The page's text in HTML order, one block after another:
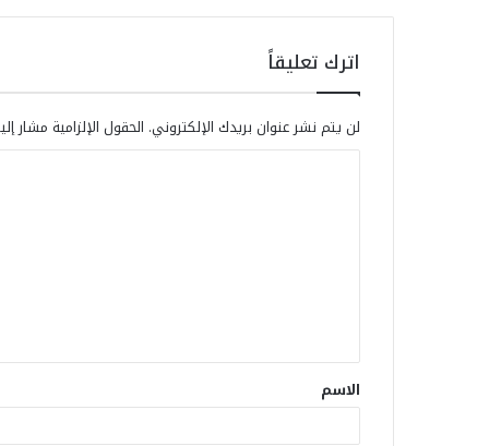
اترك تعليقاً
لن يتم نشر عنوان بريدك الإلكتروني. الحقول الإلزامية مشار
الاسم